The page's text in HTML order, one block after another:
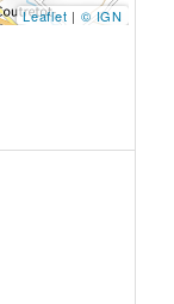
Leaflet | © IGN